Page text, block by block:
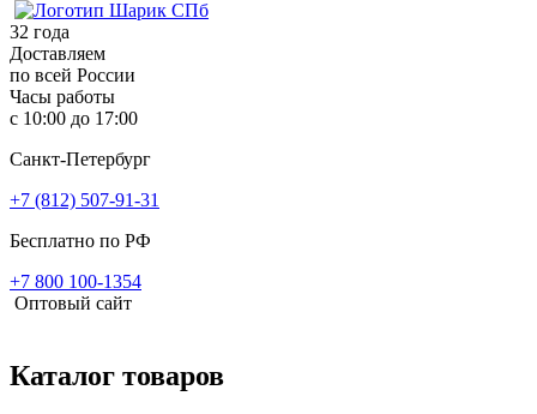
32 года
Доставляем
по всей России
Часы работы
с 10:00 до 17:00
Санкт-Петербург
+7 (812) 507-91-31
Бесплатно по РФ
+7 800 100-1354
Оптовый сайт
Каталог товаров